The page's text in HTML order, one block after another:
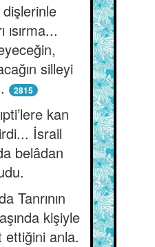
ısırma...
silleyi
2815
kan
İsrail
belâdan
Tanrının
kişiyle
ettiğini anla.